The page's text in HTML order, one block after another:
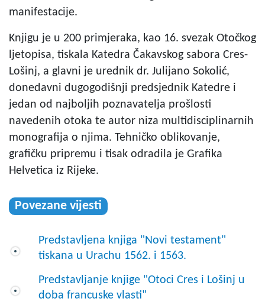
manifestacije.
Knjigu je u 200 primjeraka, kao 16. svezak Otočkog
ljetopisa, tiskala Katedra Čakavskog sabora Cres-
Lošinj, a glavni je urednik dr. Julijano Sokolić,
donedavni dugogodišnji predsjednik Katedre i
jedan od najboljih poznavatelja prošlosti
navedenih otoka te autor niza multidisciplinarnih
monografija o njima. Tehničko oblikovanje,
grafičku pripremu i tisak odradila je Grafika
Helvetica iz Rijeke.
Povezane vijesti
Predstavljena knjiga "Novi testament"
tiskana u Urachu 1562. i 1563.
Predstavljanje knjige "Otoci Cres i Lošinj u
doba francuske vlasti"